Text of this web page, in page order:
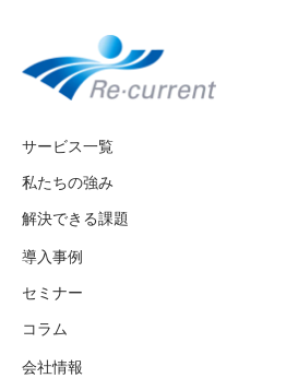
サービス一覧
私たちの強み
解決できる課題
導入事例
セミナー
コラム
会社情報